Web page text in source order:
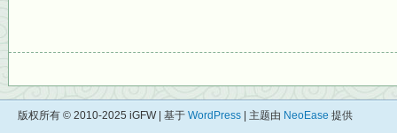
版权所有 © 2010-2025 iGFW | 基于 WordPress | 主题由 NeoEase 提供